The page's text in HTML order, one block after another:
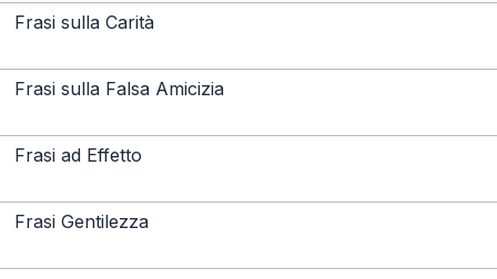
Frasi sulla Carità
Frasi sulla Falsa Amicizia
Frasi ad Effetto
Frasi Gentilezza